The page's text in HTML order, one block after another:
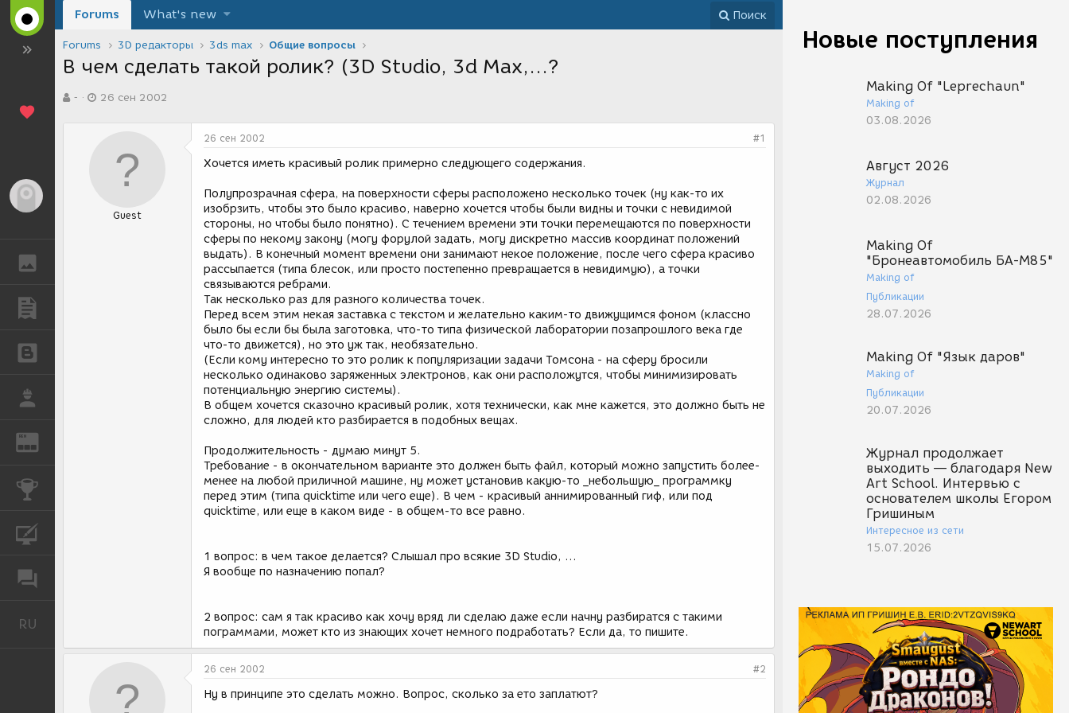
REN
RU
Новые поступления
Making Of "Leprechaun"
Making of
03.08.2026
Август 2026
Журнал
02.08.2026
Making Of
"Бронеавтомобиль БА-М85"
Making of
Публикации
28.07.2026
Making Of "Язык даров"
Making of
Публикации
20.07.2026
Журнал продолжает
выходить — благодаря New
Art School. Интервью с
основателем школы Егором
Гришиным
Интересное из сети
15.07.2026
Forums What's new Поиск
Forums 3D редакторы 3ds max Общие вопросы
В чем сделать такой ролик? (3D Studio, 3d Max,...?
в-
а
26 сен 2002
Guest
26 сен 2002 #1
Хочется иметь красивый ролик примерно следующего содержания.
Полупрозрачная сфера, на поверхности сферы расположено несколько точек (ну как-то их
изобрзить, чтобы это было красиво, наверно хочется чтобы были видны и точки с невидимой
стороны, но чтобы было понятно). С течением времени эти точки перемещаются по поверхности
сферы по некому закону (могу форулой задать, могу дискретно массив координат положений
выдать). В конечный момент времени они занимают некое положение, после чего сфера красиво
рассыпается (типа блесок, или просто постепенно превращается в невидимую), а точки
связываются ребрами.
Так несколько раз для разного количества точек.
Перед всем этим некая заставка с текстом и желательно каким-то движущимся фоном (классно
было бы если бы была заготовка, что-то типа физической лаборатории позапрошлого века где
что-то движется), но это уж так, необязательно.
(Если кому интересно то это ролик к популяризации задачи Томсона - на сферу бросили
несколько одинаково заряженных электронов, как они расположутся, чтобы минимизировать
потенциальную энергию системы).
В общем хочется сказочно красивый ролик, хотя технически, как мне кажется, это должно быть не
сложно, для людей кто разбирается в подобных вещах.
Продолжительность - думаю минут 5.
Требование - в окончательном варианте это должен быть файл, который можно запустить более-
менее на любой приличной машине, ну может установив какую-то _небольшую_ программку
перед этим (типа quicktime или чего еще). В чем - красивый аннимированный гиф, или под
quicktime, или еще в каком виде - в общем-то все равно.
1 вопрос: в чем такое делается? Слышал про всякие 3D Studio, ...
Я вообще по назначению попал?
2 вопрос: сам я так красиво как хочу вряд ли сделаю даже если начну разбиратся с такими
пограммами, может кто из знающих хочет немного подработать? Если да, то пишите.
26 сен 2002 #2
Ну в принципе это сделать можно. Вопрос, сколько за ето заплатют?